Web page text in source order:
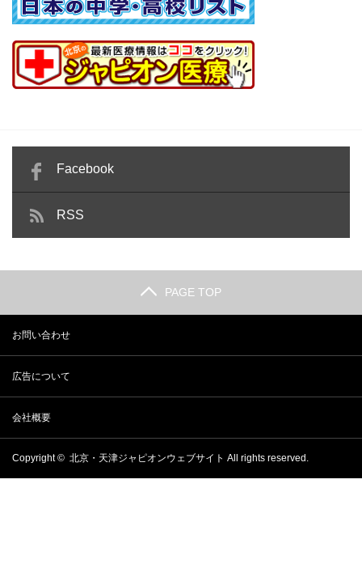
Facebook
RSS
PAGE TOP
お問い合わせ
広告について
会社概要
Copyright © 北京・天津ジャピオンウェブサイト All rights reserved.